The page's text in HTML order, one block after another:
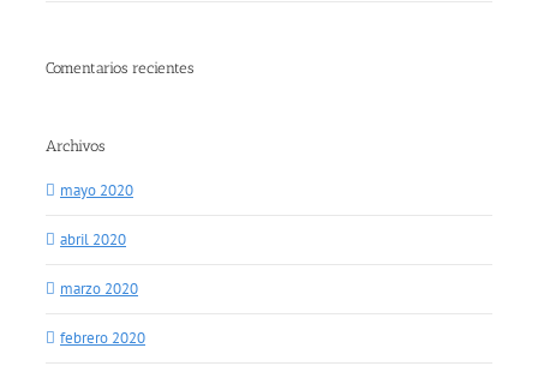
Comentarios recientes
Archivos
mayo 2020
abril 2020
marzo 2020
febrero 2020